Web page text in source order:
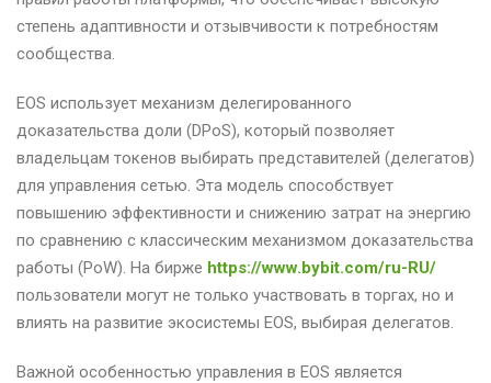
степень адаптивности и отзывчивости к потребностям
сообщества.
EOS использует механизм делегированного
доказательства доли (DPoS), который позволяет
владельцам токенов выбирать представителей (делегатов)
для управления сетью. Эта модель способствует
повышению эффективности и снижению затрат на энергию
по сравнению с классическим механизмом доказательства
работы (PoW). На бирже https://www.bybit.com/ru-RU/
пользователи могут не только участвовать в торгах, но и
влиять на развитие экосистемы EOS, выбирая делегатов.
Важной особенностью управления в EOS является